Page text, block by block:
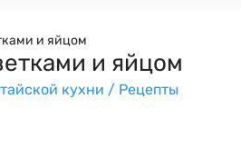
и яйцом
и яйцом
кухни / Рецепты